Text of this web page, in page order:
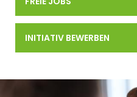
INITIATIV BEWERBEN